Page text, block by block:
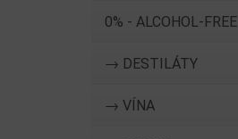
0% - ALCOHOL-FREE
→ DESTILÁTY
→ VÍNA